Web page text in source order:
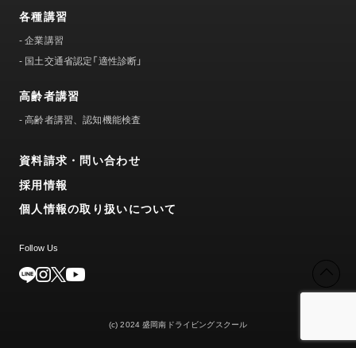
各種講習
-企業講習
- 国土交通省認定「適性診断」
高齢者講習
-高齢者講習、認知機能検査
資料請求・問い合わせ
採用情報
個人情報の取り扱いについて
Follow Us
(c) 2024 盛岡南ドライビングスクール